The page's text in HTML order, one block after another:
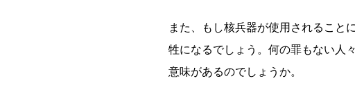
また、もし核兵器が使用されること
牲になるでしょう。何の罪もない人
意味があるのでしょうか。